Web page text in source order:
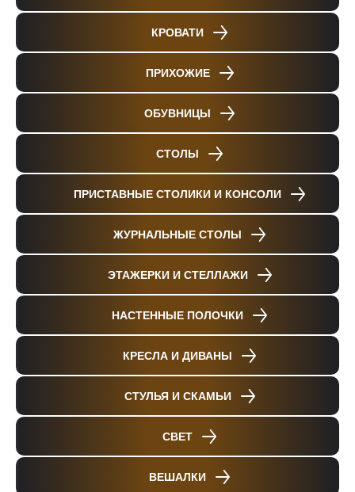
КРОВАТИ
ПРИХОЖИЕ
ОБУВНИЦЫ
СТОЛЫ
ПРИСТАВНЫЕ СТОЛИКИ И КОНСОЛИ
ЖУРНАЛЬНЫЕ СТОЛЫ
ЭТАЖЕРКИ И СТЕЛЛАЖИ
НАСТЕННЫЕ ПОЛОЧКИ
КРЕСЛА И ДИВАНЫ
СТУЛЬЯ И СКАМЬИ
СВЕТ
ВЕШАЛКИ